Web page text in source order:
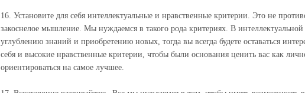
16. Установите для себя интеллектуальные и нравственные критерии. Это не
закоснелое мышление. Мы нуждаемся в такого рода критериях. В
углублению знаний и приобретению новых, тогда вы всегда будете оставаться
себя и высокие нравственные критерии, чтобы были основания ценить вас как
ориентироваться на самое лучшее.